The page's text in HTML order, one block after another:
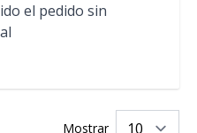
el pedido sin
Mostrar